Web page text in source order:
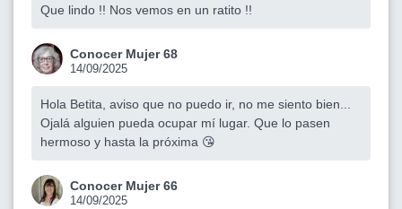
Que lindo !! Nos vemos en un ratito !!
Conocer Mujer 68
14/09/2025
Hola Betita, aviso que no puedo ir, no me siento bien...
Ojalá alguien pueda ocupar mí lugar. Que lo pasen
hermoso y hasta la próxima 😘
Conocer Mujer 66
14/09/2025